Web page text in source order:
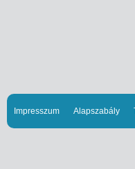
Impresszum Alapszabály